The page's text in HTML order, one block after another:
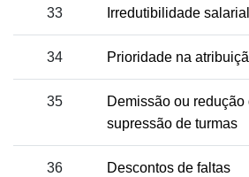
33 Irredutibilidade salarial
34 Prioridade na
35
Demissão ou redução
supressão de turmas
36 Descontos de faltas